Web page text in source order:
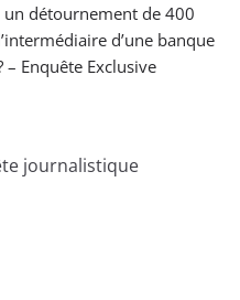
un détournement de 400
d’une banque
Enquête Exclusive
journalistique